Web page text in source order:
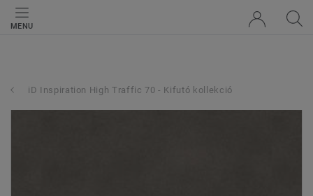
MENU
iD Inspiration High Traffic 70 - Kifutó kollekció